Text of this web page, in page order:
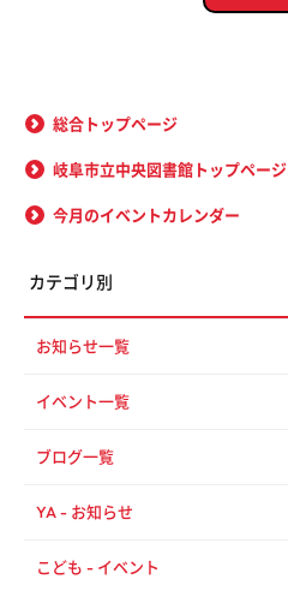
総合トップページ
岐阜市立中央図書館トップページ
今月のイベントカレンダー
カテゴリ別
お知らせ一覧
イベント一覧
ブログ一覧
YA - お知らせ
こども - イベント